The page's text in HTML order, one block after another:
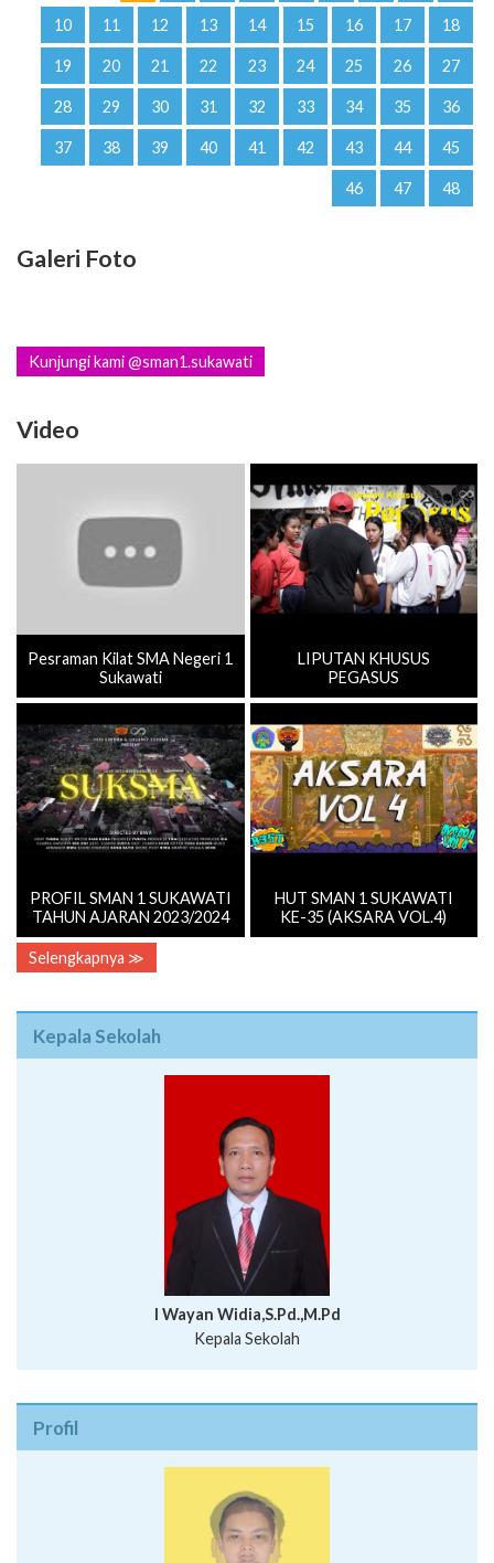
10 11 12 13 14 15 16 17 18
19 20 21 22 23 24 25 26 27
28 29 30 31 32 33 34 35 36
37 38 39 40 41 42 43 44 45
46 47 48
Galeri Foto
Kunjungi kami @sman1.sukawati
Video
Pesraman Kilat SMA Negeri 1
Sukawati
LIPUTAN KHUSUS
PEGASUS
PROFIL SMAN 1 SUKAWATI
TAHUN AJARAN 2023/2024
HUT SMAN 1 SUKAWATI
KE-35 (AKSARA VOL.4)
Selengkapnya ≫
Kepala Sekolah
I Wayan Widia,S.Pd.,M.Pd
Kepala Sekolah
Profil